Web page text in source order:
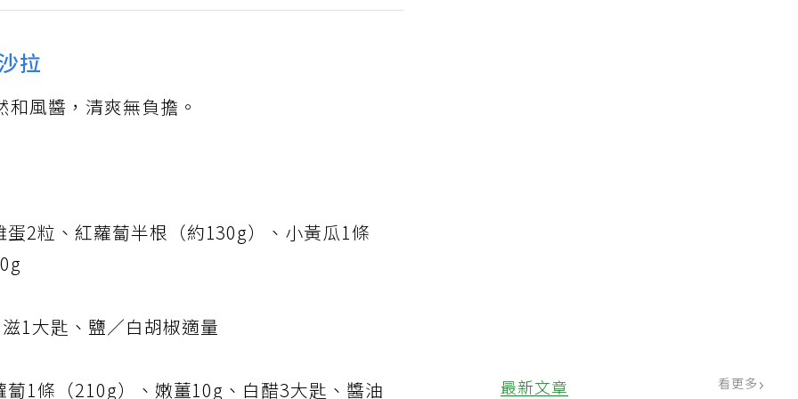
看更多
拉
風醬，清爽無負擔。
2粒、紅蘿蔔半根（約130g）、小黃瓜1條
1大匙、鹽／白胡椒適量